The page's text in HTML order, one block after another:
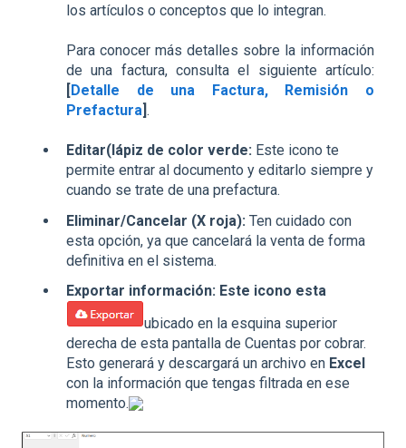
los artículos o conceptos que lo integran.
Para conocer más detalles sobre la información
de una factura, consulta el siguiente artículo:
[Detalle de una Factura, Remisión o
Prefactura].
Editar(lápiz de color verde: Este icono te
permite entrar al documento y editarlo siempre y
cuando se trate de una prefactura.
Eliminar/Cancelar (X roja): Ten cuidado con
esta opción, ya que cancelará la venta de forma
definitiva en el sistema.
Exportar información: Este icono esta
ubicado en la esquina superior
derecha de esta pantalla de Cuentas por cobrar.
Esto generará y descargará un archivo en Excel
con la información que tengas filtrada en ese
momento.